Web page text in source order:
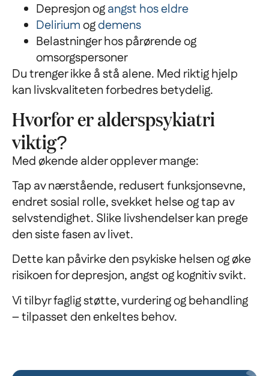
Depresjon ogangst hos eldre
Deliriumogdemens
Belastninger hos pårørende og
omsorgspersoner
Du trenger ikke å stå alene. Med riktig hjelp
kan livskvaliteten forbedres betydelig.
Hvorfor er alderspsykiatri
viktig?
Med økende alder opplever mange:
Tap av nærstående, redusert funksjonsevne,
endret sosial rolle, svekket helse og tap av
selvstendighet. Slike livshendelser kan prege
den siste fasen av livet.
Dette kan påvirke den psykiske helsen og øke
risikoen for depresjon, angst og kognitiv svikt.
Vi tilbyr faglig støtte, vurdering og behandling
– tilpasset den enkeltes behov.